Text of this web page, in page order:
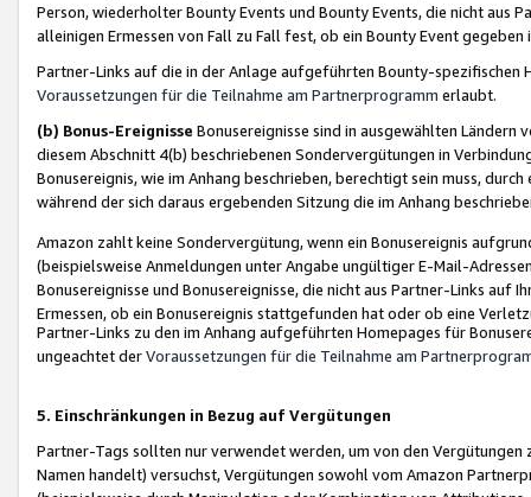
Person, wiederholter Bounty Events und Bounty Events, die nicht
alleinigen Ermessen von Fall zu Fall fest, ob ein Bounty Event
Partner-Links auf die in der Anlage aufgeführten Bounty-spezifischen
Voraussetzungen für die Teilnahme am Partnerprogramm erlaubt.
(b) Bonus-Ereignisse Bonusereignisse sind in ausgewählten Ländern
diesem Abschnitt 4(b) beschriebenen Sondervergütungen in
Bonusereignis, wie im Anhang beschrieben, berechtigt sein muss,
während der sich daraus ergebenden Sitzung die im Anhang
Amazon zahlt keine Sondervergütung, wenn ein Bonusereignis
(beispielsweise Anmeldungen unter Angabe ungültiger E-Mail-
Bonusereignisse und Bonusereignisse, die nicht aus Partner-Links auf
Ermessen, ob ein Bonusereignis stattgefunden hat oder ob eine
Partner-Links zu den im Anhang aufgeführten Homepages für
ungeachtet derVoraussetzungen für die Teilnahme am
5. Einschränkungen in Bezug auf Vergütungen
Partner-Tags sollten nur verwendet werden, um von den
Namen handelt) versuchst, Vergütungen sowohl vom Amazon